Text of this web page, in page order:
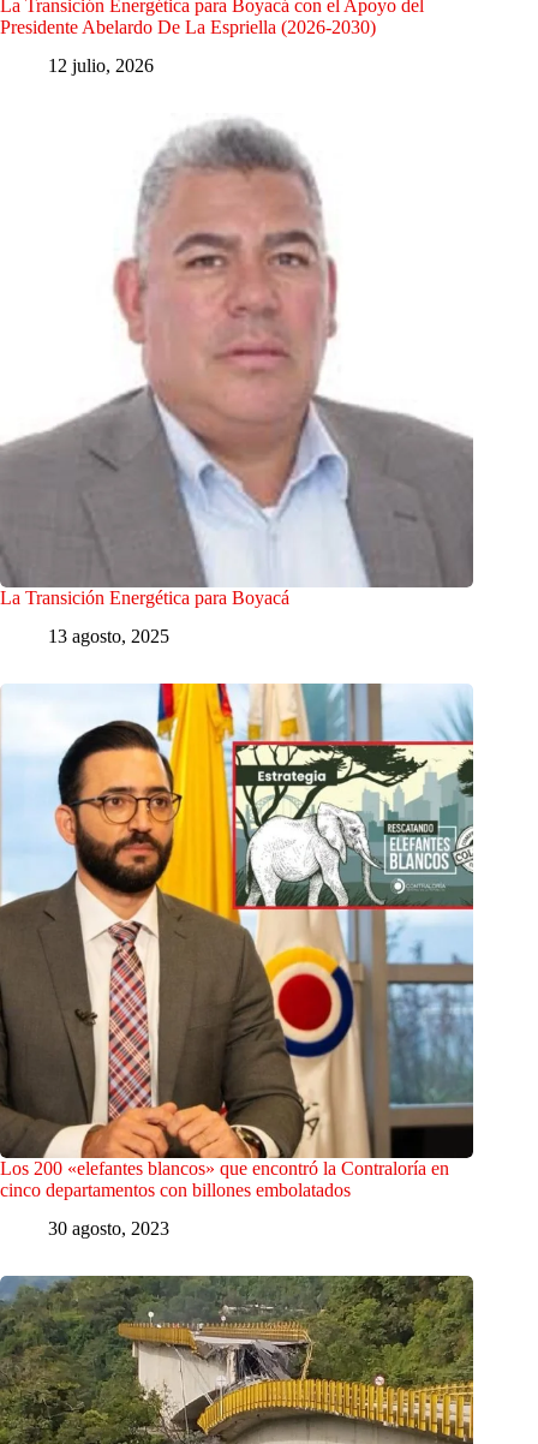
La Transición Energética para Boyacá con el Apoyo del
Presidente Abelardo De La Espriella (2026-2030)
12 julio, 2026
La Transición Energética para Boyacá
13 agosto, 2025
Los 200 «elefantes blancos» que encontró la Contraloría en
cinco departamentos con billones embolatados
30 agosto, 2023